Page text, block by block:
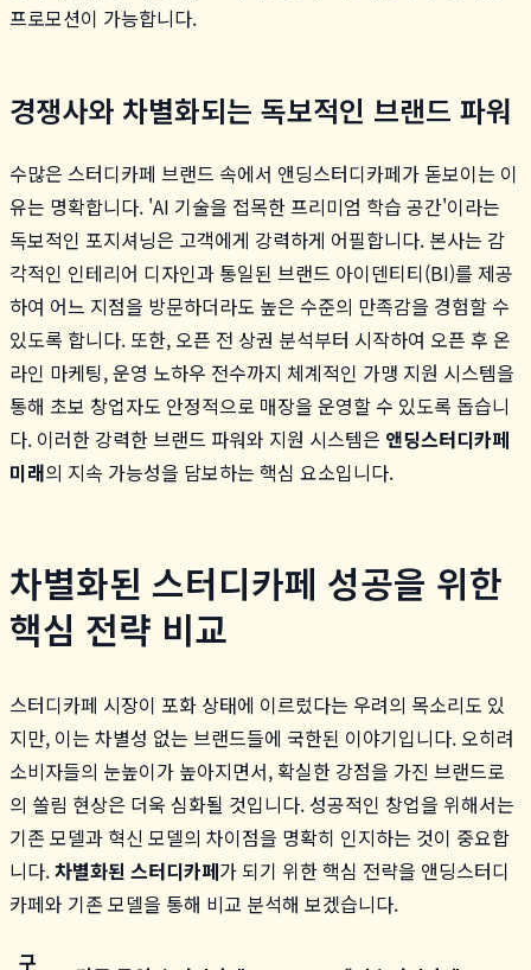
프로모션이 가능합니다.
경쟁사와 차별화되는 독보적인 브랜드 파워
수많은 스터디카페 브랜드 속에서 앤딩스터디카페가 돋보이는 이
유는 명확합니다. 'AI 기술을 접목한 프리미엄 학습 공간'이라는
독보적인 포지셔닝은 고객에게 강력하게 어필합니다. 본사는 감
각적인 인테리어 디자인과 통일된 브랜드 아이덴티티(BI)를 제공
하여 어느 지점을 방문하더라도 높은 수준의 만족감을 경험할 수
있도록 합니다. 또한, 오픈 전 상권 분석부터 시작하여 오픈 후 온
라인 마케팅, 운영 노하우 전수까지 체계적인 가맹 지원 시스템을
통해 초보 창업자도 안정적으로 매장을 운영할 수 있도록 돕습니
다. 이러한 강력한 브랜드 파워와 지원 시스템은 앤딩스터디카페
미래의 지속 가능성을 담보하는 핵심 요소입니다.
차별화된 스터디카페 성공을 위한
핵심 전략 비교
스터디카페 시장이 포화 상태에 이르렀다는 우려의 목소리도 있
지만, 이는 차별성 없는 브랜드들에 국한된 이야기입니다. 오히려
소비자들의 눈높이가 높아지면서, 확실한 강점을 가진 브랜드로
의 쏠림 현상은 더욱 심화될 것입니다. 성공적인 창업을 위해서는
기존 모델과 혁신 모델의 차이점을 명확히 인지하는 것이 중요합
니다.차별화된 스터디카페가 되기 위한 핵심 전략을 앤딩스터디
카페와 기존 모델을 통해 비교 분석해 보겠습니다.
구